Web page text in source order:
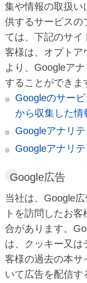
集や情報の取扱い
供するサービスの
ては、下記のサイ
客様は、オプトア
より、Googleア
することができま
Googleのサー
から収集した情
Googleアナリ
Googleアナリ
Google広告
当社は、Google
トを訪問したお
合があります。
は、クッキー又は
客様の過去の本
いて広告を配信す